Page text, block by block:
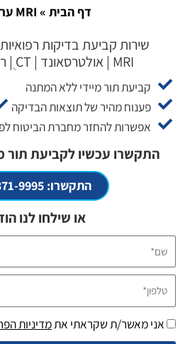
דף הבית » MRI ערמונית
שירות קביעת בדיקות
MRI | אולטרסאונד | CT ֻ| רופאים מומחים
קביעת תור מיידי ללא המתנה
פענוח מהיר של תוצאות הבדיקה
אפשרות להחזר מחברת הביטוח
התקשרו עכשיו לקביעת תור
התקשרו: 072-371-9995
או שילחו לנו
טלפון*
אני מאשר/ת שקראתי אתמדיניות